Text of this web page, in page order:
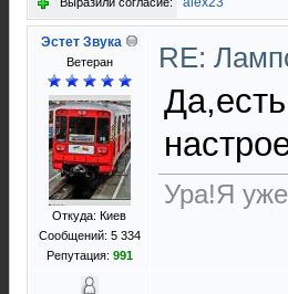
Эстет Звука
Ветеран
Откуда: Киев
Сообщений: 5 334
Репутация: 991
RE:
Ура!Я